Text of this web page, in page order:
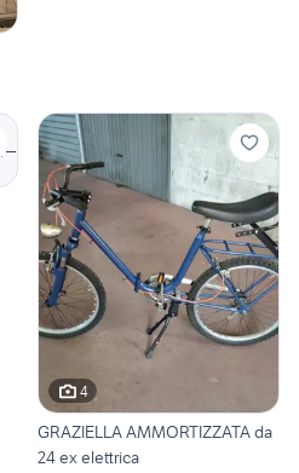
4
GRAZIELLA AMMORTIZZATA da
24 ex elettrica